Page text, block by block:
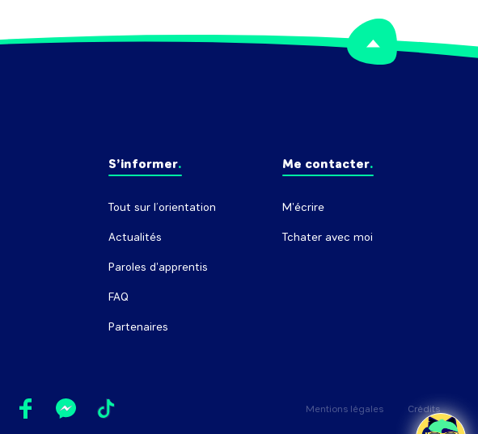
S’informer
Tout sur l’orientation
Actualités
Paroles d'apprentis
FAQ
Partenaires
Me contacter
M'écrire
Tchater avec moi
Mentions légales Crédits